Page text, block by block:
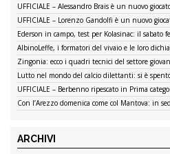
UFFICIALE – Alessandro Brais è un nuovo
UFFICIALE – Lorenzo Gandolfi è un nuovo
Ederson in campo, test per Kolasinac: il sabato
AlbinoLeffe, i formatori del vivaio e le loro
Zingonia: ecco i quadri tecnici del settore
Lutto nel mondo del calcio dilettanti: si è
UFFICIALE – Berbenno ripescato in Prima
Con l’Arezzo domenica come col Mantova: in
ARCHIVI